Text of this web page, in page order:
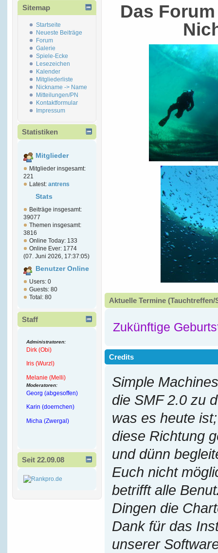
Sitemap
Startseite
Neueste Beiträge
Forum
Galerie
Spiele-Ecke
Lesezeichen
Kalender
Mitgliederliste
Nickname -> Name
Mitteilungen/PN
Kontaktformular
Impressum
Statistiken
Mitglieder
Mitglieder insgesamt:
221
Latest: antrens
Stats
Beiträge insgesamt:
39077
Themen insgesamt:
3816
Online Today: 133
Online Ever: 1774
(07. Juni 2026, 17:37:05)
Benutzer Online
Users: 0
Guests: 80
Total: 80
Staff
Administratoren:
Dirk (Obi)
Iris (Wurzl)
Melanie (Melli)
Moderatoren:
Georg (abgesoffen)
Karin (doernchen)
Micha (Zwergal)
Seit 22.09.08
Das
Aktuelle Termine
Zukünftige
Credits
Simple
die SMF 2.0 zu
was es heute
diese Richtung
und dünn
Euch nicht
betrifft alle
Dingen die
Dank für das
unserer